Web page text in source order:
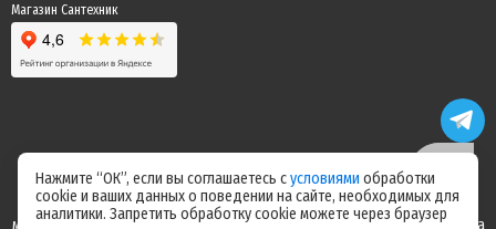
Магазин Сантехник
Цены на сайте не являются офертой! Актуальные цены уточняйте у
менеджера после оформления заказа! Спасибо за понимание! Команда
Нажмите “ОК”, если вы соглашаетесь сусловиями обработки
cookie и ваших данных о поведении на сайте, необходимых для
аналитики. Запретить обработку cookie можете через браузер